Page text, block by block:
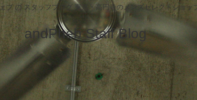
ブ の スタッフブログ 東京・高円寺のメンズセレクトショッ
andPheb Staff Blog